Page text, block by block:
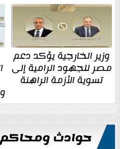
وزير الخارجية يؤكد دعم
مصر للجهود الرامية إلى
تسوية الأزمة الراهنة
حوادث ومحاكم